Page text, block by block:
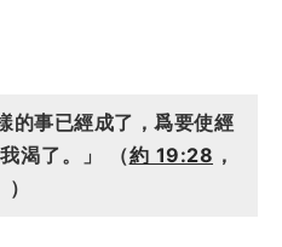
的事已經成了，爲要使經
渴了。」 （約 19:28 ，
）